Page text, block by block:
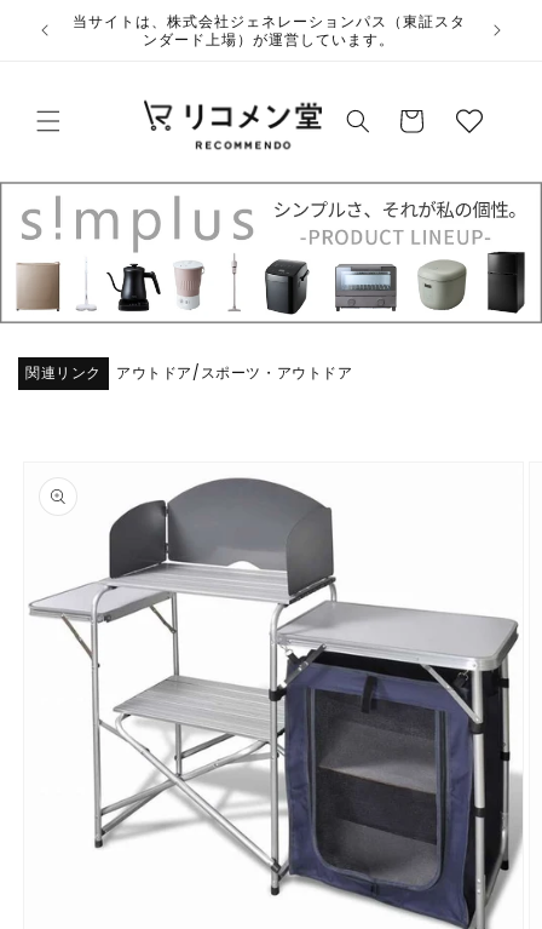
ンツに当サイトは、株式会社ジェネレーションパス（東証スタ
ンダード上場）が運営しています。
ー
ウ
シ
ュ
ス
ト
関連リンク アウトドア/スポーツ・アウトドア
報にス
キップ